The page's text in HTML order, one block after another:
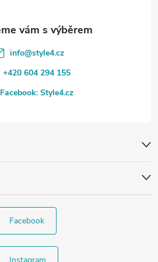
info@style4.cz
+420 604 294 155
Facebook: Style4.cz
Facebook